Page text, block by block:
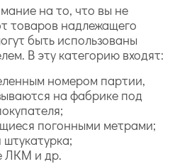
на то, что вы не
товаров надлежащего
быть использованы
В эту категорию входят:
номером партии,
на фабрике под
погонными метрами;
ЛКМ и др.